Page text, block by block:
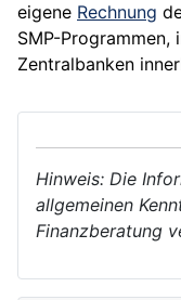
eigene Rechnung
SMP-Programmen,
Zentralbanken
Hinweis: Die
allgemeinen
Finanzberatung